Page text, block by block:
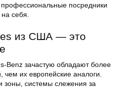
посредники
себя.
из США — это
Benz зачастую обладают более
чем их европейские аналоги.
зоны, системы слежения за